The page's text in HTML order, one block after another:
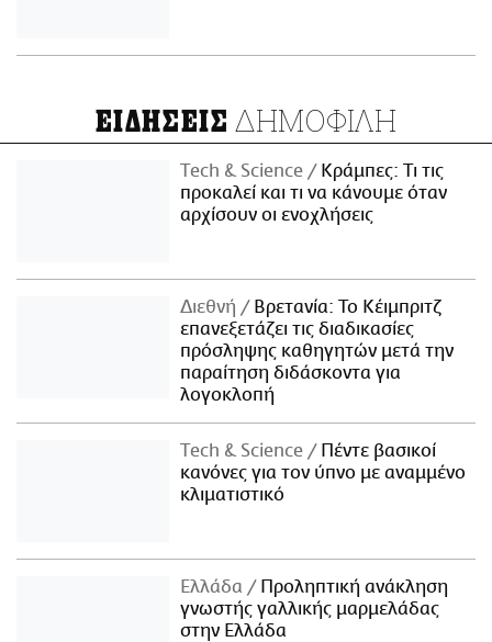
ΕΙΔΗΣΕΙΣ ΔΗΜΟΦΙΛΗ
Τech & Science
Κράμπες: Τι τις
προκαλεί και τι να κάνουμε όταν
αρχίσουν οι ενοχλήσεις
Διεθνή
Βρετανία: Το Κέιμπριτζ
επανεξετάζει τις διαδικασίες
πρόσληψης καθηγητών μετά την
παραίτηση διδάσκοντα για
λογοκλοπή
Τech & Science
Πέντε βασικοί
κανόνες για τον ύπνο με αναμμένο
κλιματιστικό
Ελλάδα
Προληπτική ανάκληση
γνωστής γαλλικής μαρμελάδας
στην Ελλάδα